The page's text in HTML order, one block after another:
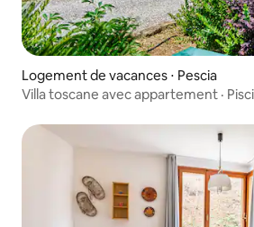
Logement de vacances ⋅ Pescia
Villa toscane avec appartement ·